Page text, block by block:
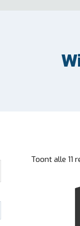
Toont alle 11